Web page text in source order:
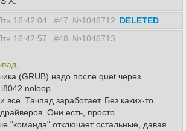
16:42:04 #47 №1046712 DELETED
16:42:57 #48 №1046713
(GRUB) надо после quet через
все. Тачпад заработает. Без каких-то
Они есть, просто
"команда" отключает остальные, давая